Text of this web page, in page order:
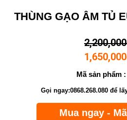
THÙNG GẠO ÂM TỦ
Mã sản phẩm :
Gọi ngay:0868.268.080 để
Mua ngay -